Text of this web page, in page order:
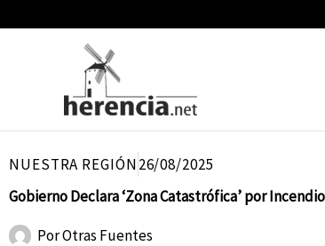
NUESTRA REGIÓN26/08/2025
Gobierno Declara ‘Zona Catastrófica’ por
PorOtras Fuentes